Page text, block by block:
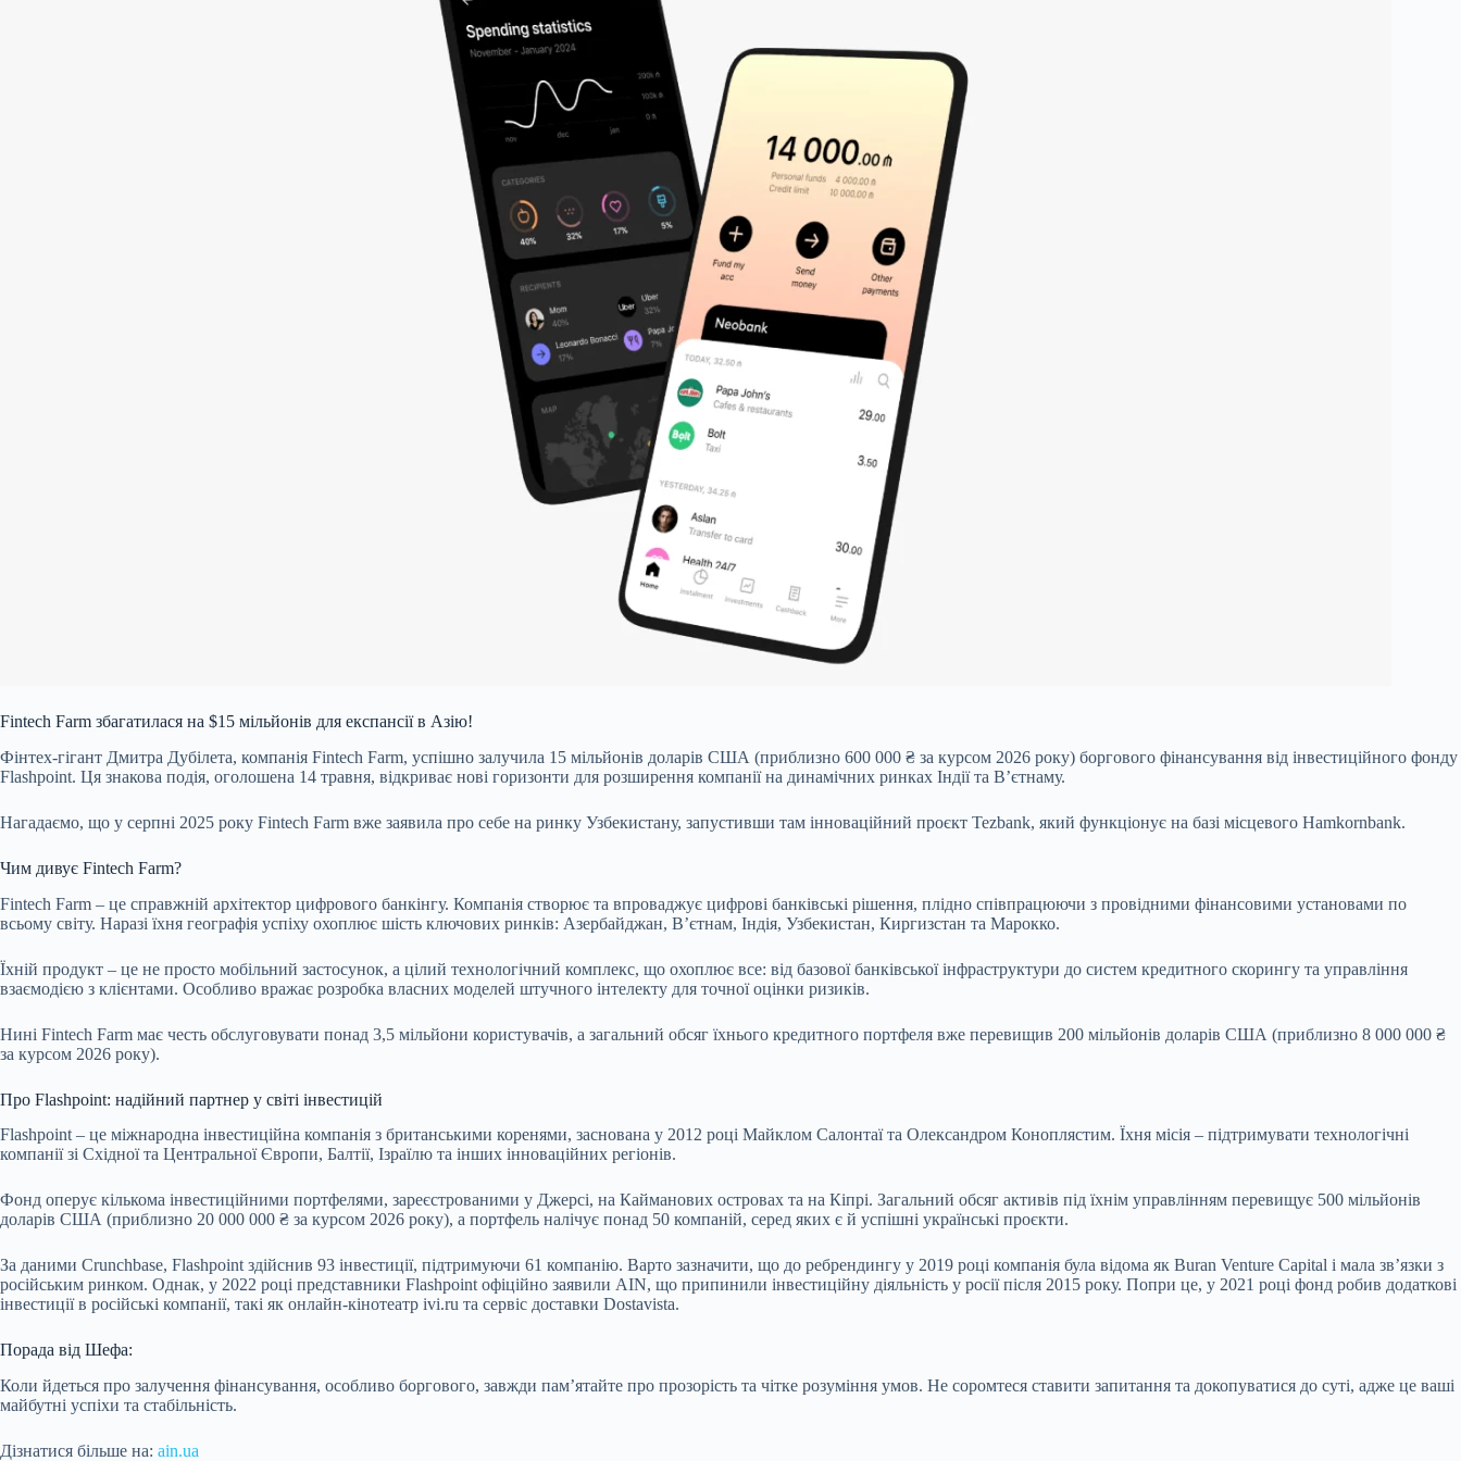
Fintech Farm збагатилася на $15 мільйонів для експансії в Азію!
Фінтех-гігант Дмитра Дубілета, компанія Fintech Farm, успішно залучила 15 мільйонів доларів США (приблизно 600 000 ₴ за курсом 2026 року) боргового фінансування від інвестиційного фонду
Flashpoint. Ця знакова подія, оголошена 14 травня, відкриває нові горизонти для розширення компанії на динамічних ринках Індії та В’єтнаму.
Нагадаємо, що у серпні 2025 року Fintech Farm вже заявила про себе на ринку Узбекистану, запустивши там інноваційний проєкт Tezbank, який функціонує на базі місцевого Hamkornbank.
Чим дивує Fintech Farm?
Fintech Farm – це справжній архітектор цифрового банкінгу. Компанія створює та впроваджує цифрові банківські рішення, плідно співпрацюючи з провідними фінансовими установами по
всьому світу. Наразі їхня географія успіху охоплює шість ключових ринків: Азербайджан, В’єтнам, Індія, Узбекистан, Киргизстан та Марокко.
Їхній продукт – це не просто мобільний застосунок, а цілий технологічний комплекс, що охоплює все: від базової банківської інфраструктури до систем кредитного скорингу та управління
взаємодією з клієнтами. Особливо вражає розробка власних моделей штучного інтелекту для точної оцінки ризиків.
Нині Fintech Farm має честь обслуговувати понад 3,5 мільйони користувачів, а загальний обсяг їхнього кредитного портфеля вже перевищив 200 мільйонів доларів США (приблизно 8 000 000 ₴
за курсом 2026 року).
Про Flashpoint: надійний партнер у світі інвестицій
Flashpoint – це міжнародна інвестиційна компанія з британськими коренями, заснована у 2012 році Майклом Салонтаї та Олександром Коноплястим. Їхня місія – підтримувати технологічні
компанії зі Східної та Центральної Європи, Балтії, Ізраїлю та інших інноваційних регіонів.
Фонд оперує кількома інвестиційними портфелями, зареєстрованими у Джерсі, на Кайманових островах та на Кіпрі. Загальний обсяг активів під їхнім управлінням перевищує 500 мільйонів
доларів США (приблизно 20 000 000 ₴ за курсом 2026 року), а портфель налічує понад 50 компаній, серед яких є й успішні українські проєкти.
За даними Crunchbase, Flashpoint здійснив 93 інвестиції, підтримуючи 61 компанію. Варто зазначити, що до ребрендингу у 2019 році компанія була відома як Buran Venture Capital і мала зв’язки з
російським ринком. Однак, у 2022 році представники Flashpoint офіційно заявили AIN, що припинили інвестиційну діяльність у росії після 2015 року. Попри це, у 2021 році фонд робив додаткові
інвестиції в російські компанії, такі як онлайн-кінотеатр ivi.ru та сервіс доставки Dostavista.
Порада від Шефа:
Коли йдеться про залучення фінансування, особливо боргового, завжди пам’ятайте про прозорість та чітке розуміння умов. Не соромтеся ставити запитання та докопуватися до суті, адже це ваші
майбутні успіхи та стабільність.
Дізнатися більше на: ain.ua